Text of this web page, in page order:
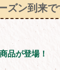
ズン到来で
品が登場！